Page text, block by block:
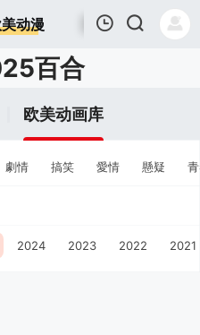
动漫
百合
欧美动画库
劇情 搞笑 愛情 懸疑
2024 2023 2022 2021